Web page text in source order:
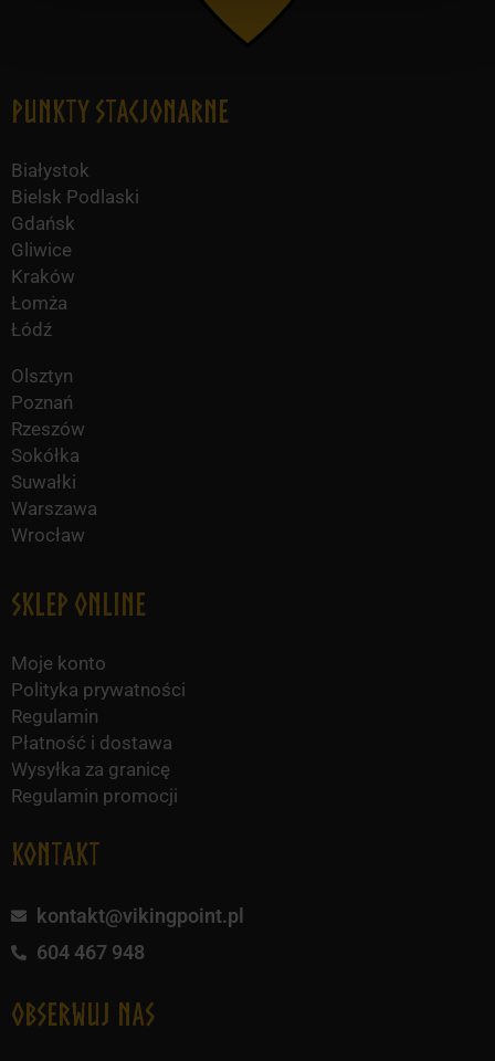
Punkty Stacjonarne
Białystok
Bielsk Podlaski
Gdańsk
Gliwice
Kraków
Łomża
Łódź
Olsztyn
Poznań
Rzeszów
Sokółka
Suwałki
Warszawa
Wrocław
Sklep online
Moje konto
Polityka prywatności
Regulamin
Płatność i dostawa
Wysyłka za granicę
Regulamin promocji
KONTAKT
kontakt@vikingpoint.pl
604 467 948
obserwuj nas